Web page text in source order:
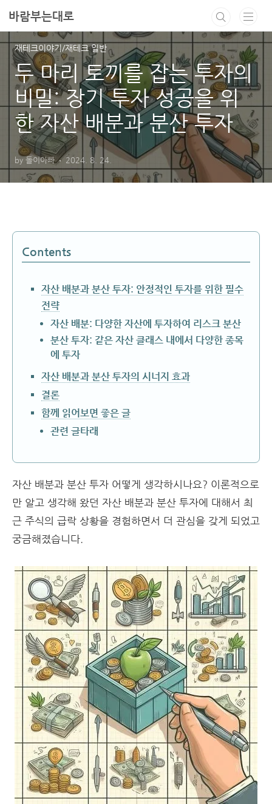
바람부는대로
재테크이야기/재테크 일반
두 마리 토끼를 잡는 투자의
비밀: 장기 투자 성공을 위
한 자산 배분과 분산 투자
by 돌이아빠 2024. 8. 24.
Contents
자산 배분과 분산 투자: 안정적인 투자를 위한 필수
전략
자산 배분: 다양한 자산에 투자하여 리스크 분산
분산 투자: 같은 자산 클래스 내에서 다양한 종목
에 투자
자산 배분과 분산 투자의 시너지 효과
결론
함께 읽어보면 좋은 글
관련 글타래
자산 배분과 분산 투자 어떻게 생각하시나요? 이론적으로
만 알고 생각해 왔던 자산 배분과 분산 투자에 대해서 최
근 주식의 급락 상황을 경험하면서 더 관심을 갖게 되었고
궁금해졌습니다.